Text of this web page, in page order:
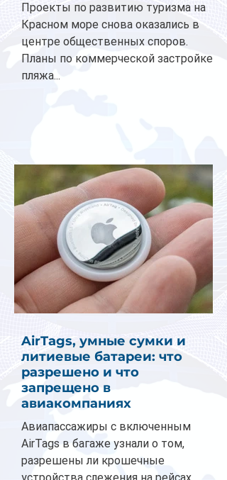
Проекты по развитию туризма на
Красном море снова оказались в
центре общественных споров.
Планы по коммерческой застройке
пляжа...
AirTags, умные сумки и
литиевые батареи: что
разрешено и что
запрещено в
авиакомпаниях
Авиапассажиры с включенным
AirTags в багаже узнали о том,
разрешены ли крошечные